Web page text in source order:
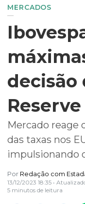
MERCADOS
decisão
Reserve
Mercado reage
das taxas nos
impulsionando
Por Redação com
13/12/2023 18:35 •
5 minutos de leitura